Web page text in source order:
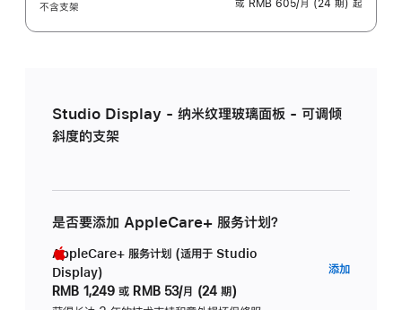
不含支架
或 RMB 605/月 (24 期) 起
Studio Display - 纳米纹理玻璃面板 - 可调倾
斜度的支架
是否要添加 AppleCare+ 服务计划？
AppleCare+ 服务计划 (适用于 Studio
Display)
RMB 1,249 或 RMB 53/月 (24 期)
添加